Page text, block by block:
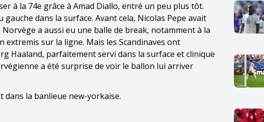
à la 74e grâce à Amad Diallo, entré un peu plus tôt.
dans la surface. Avant cela, Nicolas Pepe avait
a aussi eu une balle de break, notamment à la
sur la ligne. Mais les Scandinaves ont
Haaland, parfaitement servi dans la surface et clinique
a été surprise de voir le ballon lui arriver
la banlieue new-yorkaise.